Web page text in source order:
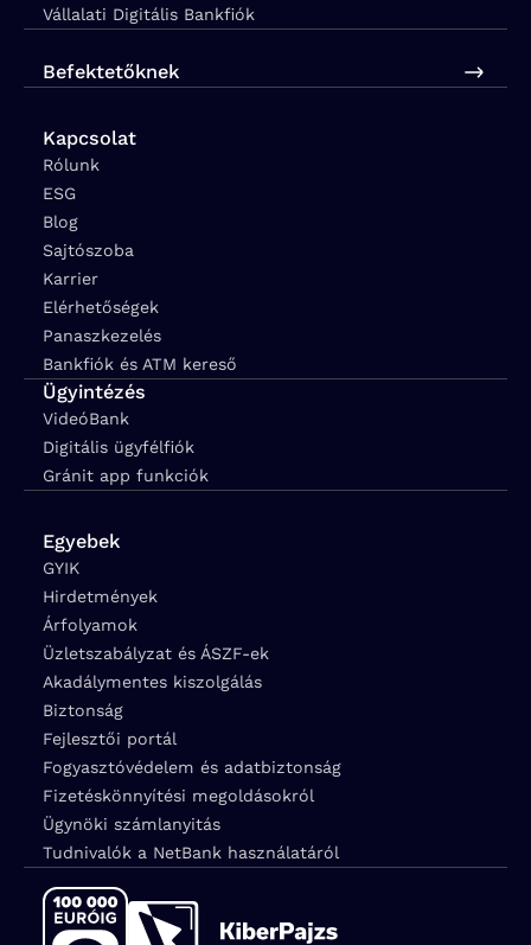
Vállalati Digitális Bankfiók
Befektetőknek
Kapcsolat
Rólunk
ESG
Blog
Sajtószoba
Karrier
Elérhetőségek
Panaszkezelés
Bankfiók és ATM kereső
Ügyintézés
VideóBank
Digitális ügyfélfiók
Gránit app funkciók
Egyebek
GYIK
Hirdetmények
Árfolyamok
Üzletszabályzat és ÁSZF-ek
Akadálymentes kiszolgálás
Biztonság
Fejlesztői portál
Fogyasztóvédelem és adatbiztonság
Fizetéskönnyítési megoldásokról
Ügynöki számlanyitás
Tudnivalók a NetBank használatáról